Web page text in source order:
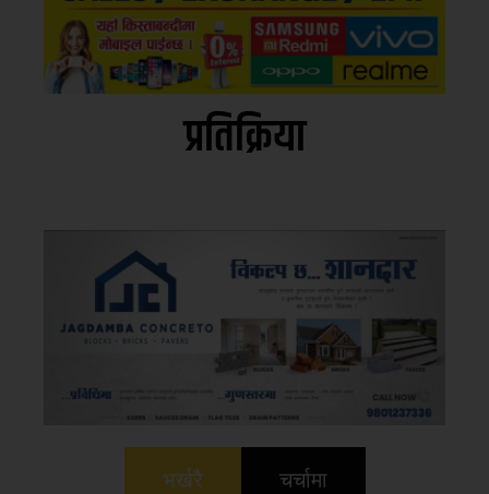
प्रतिक्रिया
भर्खरै चर्चामा